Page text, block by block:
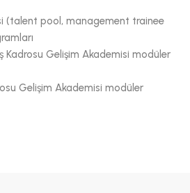
(talent pool, management trainee
Kadrosu Gelişim Akademisi modüler
Gelişim Akademisi modüler